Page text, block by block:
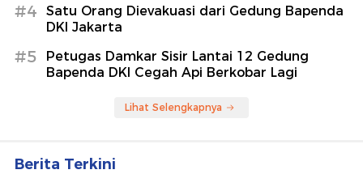
#4
Satu Orang Dievakuasi dari Gedung Bapenda
DKI Jakarta
#5
Petugas Damkar Sisir Lantai 12 Gedung
Bapenda DKI Cegah Api Berkobar Lagi
Lihat Selengkapnya
Berita Terkini